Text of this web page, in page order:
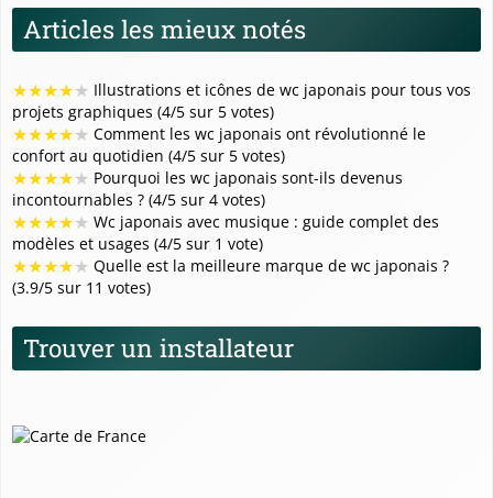
Articles les mieux notés
★★★★★ Illustrations et icônes de wc japonais pour tous vos
projets graphiques (4/5 sur 5 votes)
★★★★★ Comment les wc japonais ont révolutionné le
confort au quotidien (4/5 sur 5 votes)
★★★★★ Pourquoi les wc japonais sont-ils devenus
incontournables ? (4/5 sur 4 votes)
★★★★★ Wc japonais avec musique : guide complet des
modèles et usages (4/5 sur 1 vote)
★★★★★ Quelle est la meilleure marque de wc japonais ?
(3.9/5 sur 11 votes)
Trouver un installateur